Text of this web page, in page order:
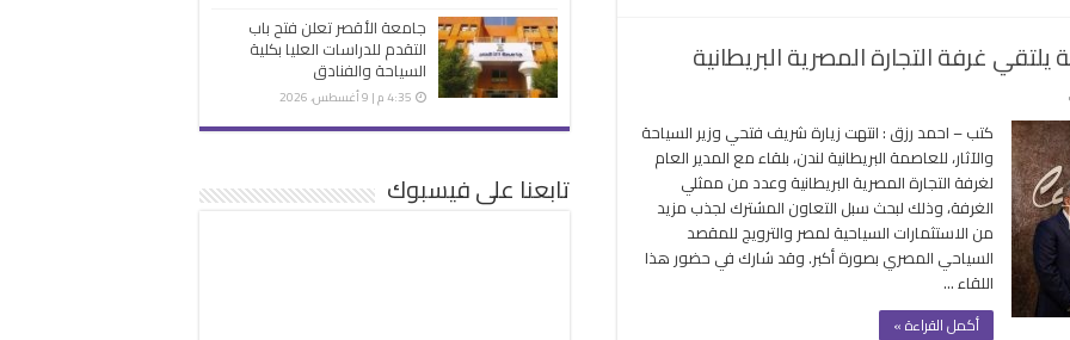
اليوم
مغلقة
يلتقي غرفة التجارة المصرية البريطانية
في
ختام
زيارته
للندن
..
وزير
السياحة
يلتقي
غرفة
كتب – احمد رزق : انتهت زيارة شريف فتحي وزير السياحة
والآثار، للعاصمة البريطانية لندن، بلقاء مع المدير العام
لغرفة التجارة المصرية البريطانية وعدد من ممثلي
الغرفة، وذلك لبحث سبل التعاون المشترك لجذب مزيد
من الاستثمارات السياحية لمصر والترويج للمقصد
السياحي المصري بصورة أكبر. وقد شارك في حضور هذا
اللقاء …
أكمل القراءة »
جامعة الأقصر تعلن فتح باب
التقدم للدراسات العليا بكلية
السياحة والفنادق
4:35 م | 9 أغسطس، 2026
تابعنا على فيسبوك